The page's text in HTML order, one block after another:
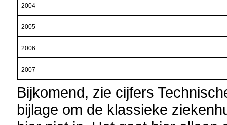
2004
2005
2006
2007
Bijkomend, zie cijfers
bijlage om de klassieke